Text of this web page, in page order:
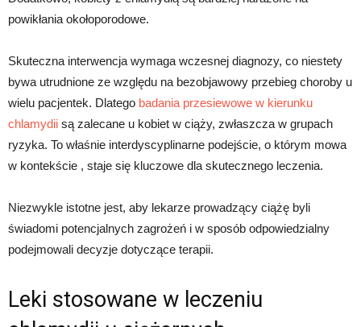
powikłania okołoporodowe.
Skuteczna interwencja wymaga wczesnej diagnozy, co niestety
bywa utrudnione ze względu na bezobjawowy przebieg choroby u
wielu pacjentek. Dlatego badania przesiewowe w kierunku
chlamydii są zalecane u kobiet w ciąży, zwłaszcza w grupach
ryzyka. To właśnie interdyscyplinarne podejście, o którym mowa
w kontekście , staje się kluczowe dla skutecznego leczenia.
Niezwykle istotne jest, aby lekarze prowadzący ciążę byli
świadomi potencjalnych zagrożeń i w sposób odpowiedzialny
podejmowali decyzje dotyczące terapii.
Leki stosowane w leczeniu